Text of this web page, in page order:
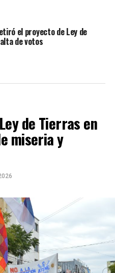
el proyecto de Ley de
de votos
de Tierras en
miseria y